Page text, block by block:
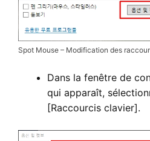
Spot Mouse – Modification des
Dans la fenêtre de
qui apparaît,
[Raccourcis clavier].